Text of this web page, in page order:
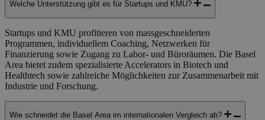
Welche Unterstützung gibt es für Startups und KMU?
Startups und KMU profitieren von massgeschneiderten
Programmen, individuellem Coaching, Netzwerken für
Finanzierung sowie Zugang zu Labor- und Büroräumen. Die Basel
Area bietet zudem spezialisierte Accelerators in Biotech und
Healthtech sowie zahlreiche Möglichkeiten zur Zusammenarbeit mit
Industrie und Forschung.
Wie schneidet die Basel Area im internationalen Vergleich ab?